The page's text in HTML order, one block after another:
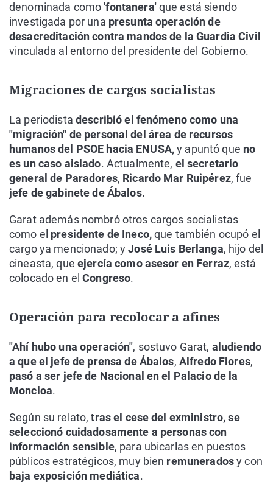
denominada como 'fontanera' que está siendo
investigada por una presunta operación de
desacreditación contra mandos de la Guardia Civil
vinculada al entorno del presidente del Gobierno.
Migraciones de cargos socialistas
La periodista describió el fenómeno como una
"migración" de personal del área de recursos
humanos del PSOE hacia ENUSA,y apuntó que no
es un caso aislado. Actualmente, el secretario
general de Paradores, Ricardo Mar Ruipérez, fue
jefe de gabinete de Ábalos.
Garat además nombró otros cargos socialistas
como el presidente de Ineco,que también ocupó el
cargo ya mencionado; yJosé Luis Berlanga, hijo del
cineasta, que ejercía como asesor en Ferraz, está
colocado en elCongreso.
Operación para recolocar a afines
"Ahí hubo una operación", sostuvo Garat, aludiendo
a que el jefe de prensa de Ábalos, Alfredo Flores,
pasó a ser jefe de Nacional en el Palacio de la
Moncloa.
Según su relato,tras el cese del exministro, se
seleccionó cuidadosamente a personas con
información sensible, para ubicarlas en puestos
públicos estratégicos, muy bien remuneradosy con
baja exposición mediática.